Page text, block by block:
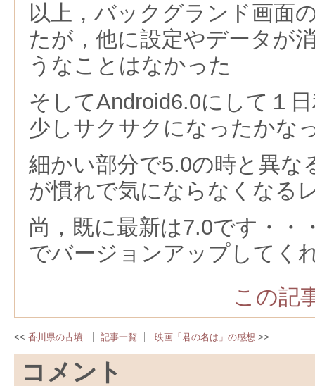
以上，バックグランド画面
たが，他に設定やデータが
うなことはなかった
そしてAndroid6.0にして１
少しサクサクになったかな
細かい部分で5.0の時と異な
が慣れで気にならなくなる
尚，既に最新は7.0です・・
でバージョンアップしてく
この記
香川県の古墳 記事一覧 映画「君の名は」の感想
コメント